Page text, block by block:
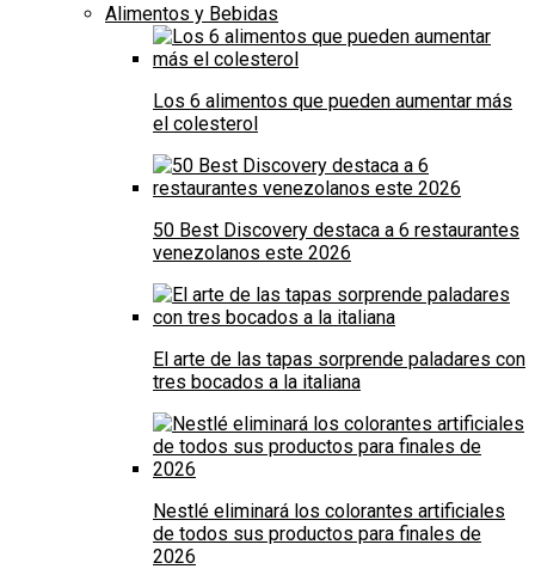
Alimentos y Bebidas
Los 6 alimentos que pueden aumentar más
el colesterol
50 Best Discovery destaca a 6 restaurantes
venezolanos este 2026
El arte de las tapas sorprende paladares con
tres bocados a la italiana
Nestlé eliminará los colorantes artificiales
de todos sus productos para finales de
2026